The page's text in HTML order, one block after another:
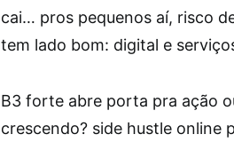
cai… pros pequenos aí, risco
tem lado bom: digital e
B3 forte abre porta pra ação
crescendo? side hustle online